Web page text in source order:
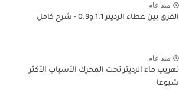
منذ عام
الفرق بين غطاء الرديتر 1.1 و0.9 - شرح كامل
منذ عام
تهريب ماء الرديتر تحت المحرك الأسباب الأكثر
شيوعا